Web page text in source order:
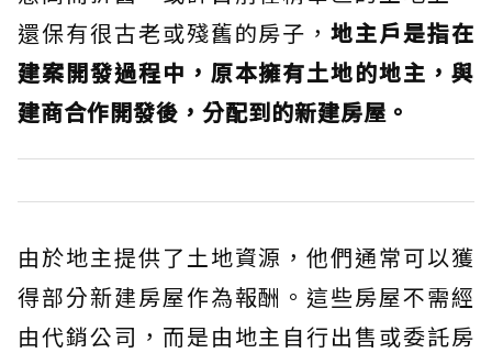
還保有很古老或殘舊的房子，地主戶是指在
建案開發過程中，原本擁有土地的地主，與
建商合作開發後，分配到的新建房屋。
由於地主提供了土地資源，他們通常可以獲
得部分新建房屋作為報酬。這些房屋不需經
由代銷公司，而是由地主自行出售或委託房